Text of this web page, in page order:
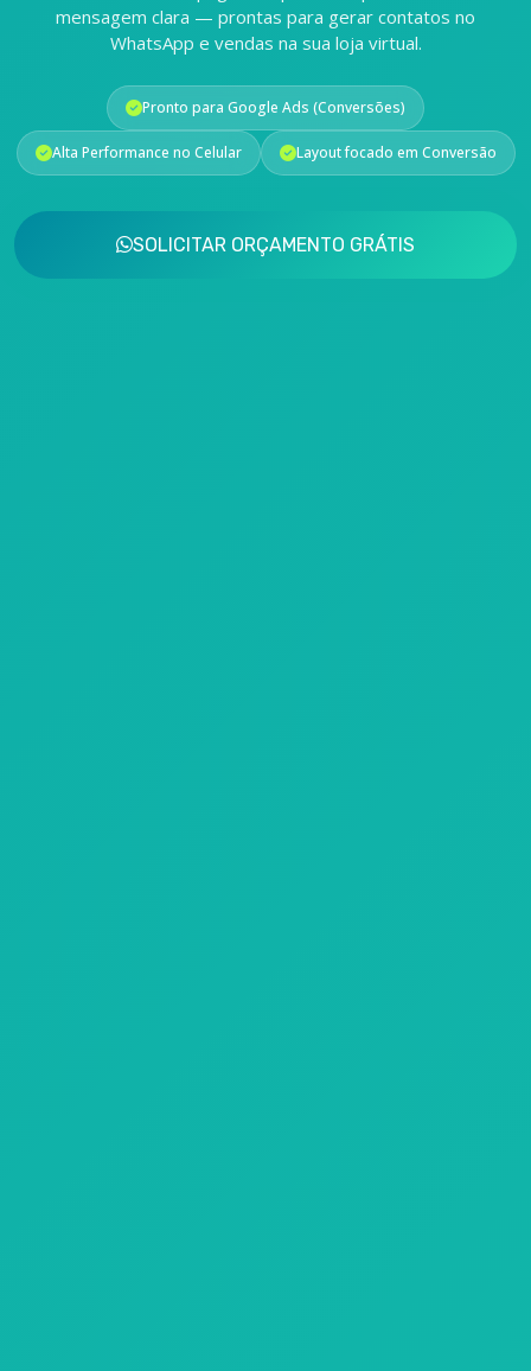
mensagem clara — prontas para gerar contatos no
WhatsApp e vendas na sua loja virtual.
Pronto para Google Ads (Conversões)
Alta Performance no Celular Layout focado em Conversão
SOLICITAR ORÇAMENTO GRÁTIS